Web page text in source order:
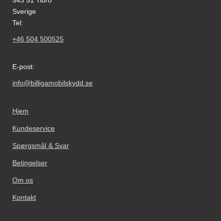
Sverige
Tel:
+46 504 500525
E-post:
info@billigamobilskydd.se
Hjem
Kundeservice
Spørgsmål & Svar
Betingelser
Om os
Kontakt